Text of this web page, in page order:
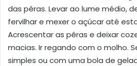
das pêras. Levar ao lume médio,
fervilhar e mexer o açúcar até
Acrescentar as pêras e deixar
macias. Ir regando com o molho.
simples ou com uma bola de